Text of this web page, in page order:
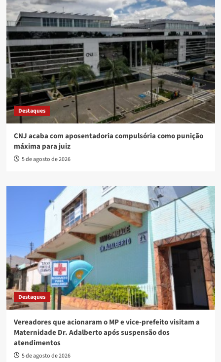
Destaques
CNJ acaba com aposentadoria compulsória como punição
máxima para juiz
5 de agosto de 2026
Destaques
Vereadores que acionaram o MP e vice-prefeito visitam a
Maternidade Dr. Adalberto após suspensão dos
atendimentos
5 de agosto de 2026